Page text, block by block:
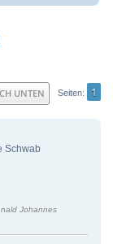
UNTEN Seiten 1
Schwab
Johannes